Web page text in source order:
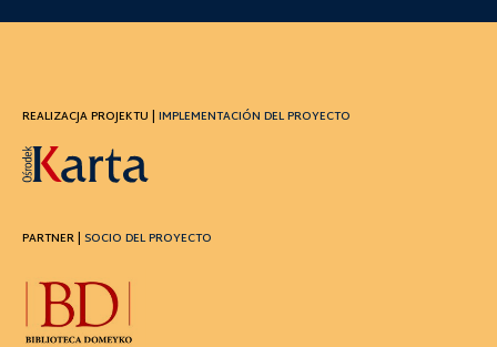
REALIZACJA PROJEKTU | IMPLEMENTACIÓN DEL PROYECTO
PARTNER | SOCIO DEL PROYECTO